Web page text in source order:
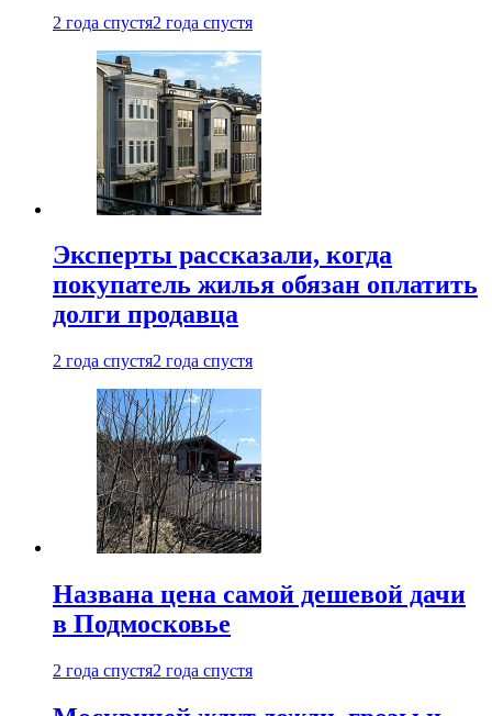
2 года спустя2 года спустя
Эксперты рассказали, когда
покупатель жилья обязан оплатить
долги продавца
2 года спустя2 года спустя
Названа цена самой дешевой дачи
в Подмосковье
2 года спустя2 года спустя